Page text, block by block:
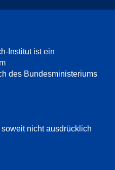
Institut ist ein
des Bundesministeriums
nicht ausdrücklich